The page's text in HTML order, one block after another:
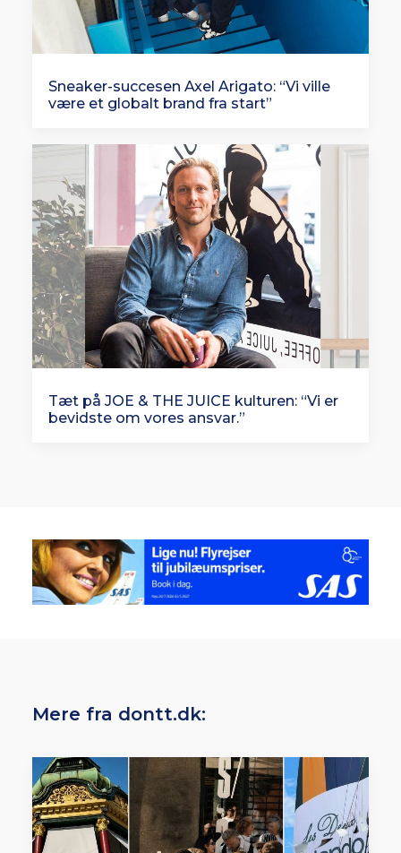
Sneaker-succesen Axel Arigato: “Vi ville
være et globalt brand fra start”
Tæt på JOE & THE JUICE kulturen: “Vi er
bevidste om vores ansvar.”
Mere fra dontt.dk: